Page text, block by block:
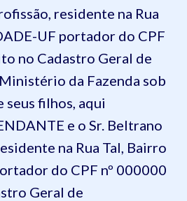
residente na Rua
UF portador do CPF
no Cadastro Geral de
da Fazenda sob
seus filhos, aqui
e o Sr. Beltrano
na Rua Tal, Bairro
do CPF nº 000000
Geral de